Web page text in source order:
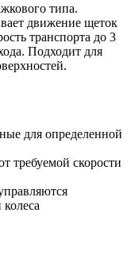
типа.
движение щеток
транспорта до 3
Подходит для
для определенной
требуемой скорости